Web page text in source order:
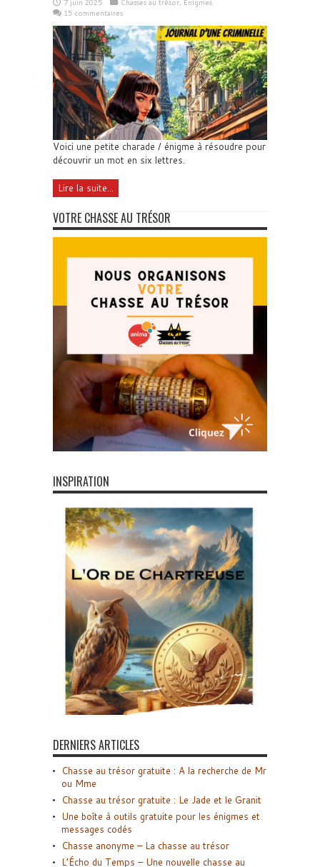
7 juin 2025 Chasses au trésor, Enigmes
15 commentaires
Voici une petite charade / énigme à résoudre pour
découvrir un mot en six lettres.
Lire la suite...
VOTRE CHASSE AU TRÉSOR
INSPIRATION
DERNIERS ARTICLES
Chasse au trésor gratuite : A la recherche de Mr
ou Mme
Chasse au trésor gratuite : Le Jade et le Granit
Une boîte à outils gratuite pour les énigmes et
messages codés
Chasse anonyme – La chasse au trésor
L’Écho du Temps – Une nouvelle chasse au